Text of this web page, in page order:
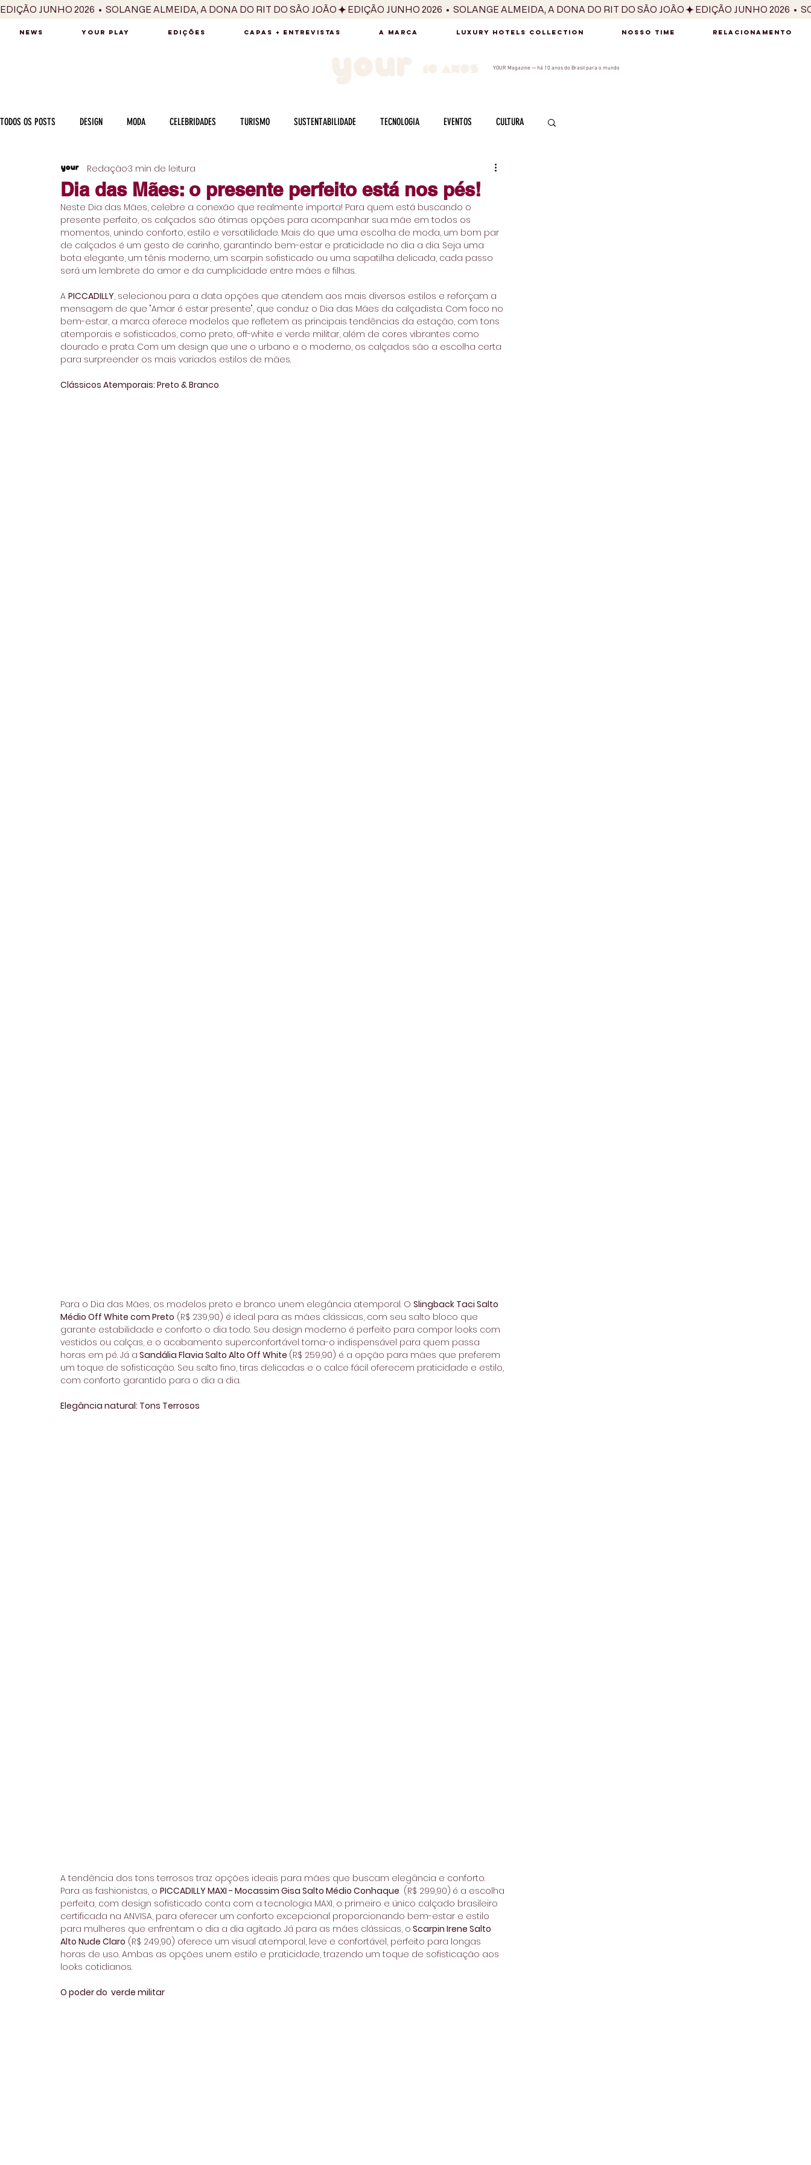
EDIÇÃO JUNHO 2026  •  SOLANGE ALMEIDA, A DONA DO RIT DO SÃO JOÃO
NEWS YOUR PLAY EDIÇÕES CAPAS + ENTREVISTAS A MARCA LUXURY HOTELS COLLECTION NOSSO TIME RELACIONAMENTO
YOUR Magazine — há 10 anos do Brasil para o mundo
TODOS OS POSTS DESIGN MODA CELEBRIDADES TURISMO SUSTENTABILIDADE TECNOLOGIA EVENTOS CULTURA
MÚSICA SÉRIES / TV INTERNACIONAL
CULINÁRIA PESSOAS CARREIRA VINHOS SABOR SEXUALIDADE MULHER HOMEM
Dia das Mães: o presente perfeito está nos pés!
Redação3 min de leitura
Neste Dia das Mães, celebre a conexão que realmente importa! Para quem está buscando o
presente perfeito, os calçados são ótimas opções para acompanhar sua mãe em todos os
momentos, unindo conforto, estilo e versatilidade. Mais do que uma escolha de moda, um bom par
de calçados é um gesto de carinho, garantindo bem-estar e praticidade no dia a dia. Seja uma
bota elegante, um tênis moderno, um scarpin sofisticado ou uma sapatilha delicada, cada passo
será um lembrete do amor e da cumplicidade entre mães e filhas.
A PICCADILLY, selecionou para a data opções que atendem aos mais diversos estilos e reforçam a
mensagem de que "Amar é estar presente", que conduz o Dia das Mães da calçadista. Com foco no
bem-estar, a marca oferece modelos que refletem as principais tendências da estação, com tons
atemporais e sofisticados, como preto, off-white e verde militar, além de cores vibrantes como
dourado e prata. Com um design que une o urbano e o moderno, os calçados são a escolha certa
para surpreender os mais variados estilos de mães.
Clássicos Atemporais: Preto & Branco
Para o Dia das Mães, os modelos preto e branco unem elegância atemporal. O Slingback Taci Salto
Médio Off White com Preto (R$ 239,90) é ideal para as mães clássicas, com seu salto bloco que
garante estabilidade e conforto o dia todo. Seu design moderno é perfeito para compor looks com
vestidos ou calças, e o acabamento superconfortável torna-o indispensável para quem passa
horas em pé. Já a Sandália Flavia Salto Alto Off White (R$ 259,90) é a opção para mães que preferem
um toque de sofisticação. Seu salto fino, tiras delicadas e o calce fácil oferecem praticidade e estilo,
com conforto garantido para o dia a dia.
Elegância natural: Tons Terrosos
A tendência dos tons terrosos traz opções ideais para mães que buscam elegância e conforto.
Para as fashionistas, o PICCADILLY MAXI - Mocassim Gisa Salto Médio Conhaque (R$ 299,90) é a escolha
perfeita, com design sofisticado conta com a tecnologia MAXI, o primeiro e único calçado brasileiro
certificada na ANVISA, para oferecer um conforto excepcional proporcionando bem-estar e estilo
para mulheres que enfrentam o dia a dia agitado. Já para as mães clássicas, o Scarpin Irene Salto
Alto Nude Claro (R$ 249,90) oferece um visual atemporal, leve e confortável, perfeito para longas
horas de uso. Ambas as opções unem estilo e praticidade, trazendo um toque de sofisticação aos
looks cotidianos.
O poder do  verde militar